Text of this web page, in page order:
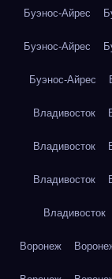
Буэнос-Айрес
Буэнос-Айрес
Буэнос-Айрес
Владивосток
Владивосток
Владивосток
Владивосток
Воронеж